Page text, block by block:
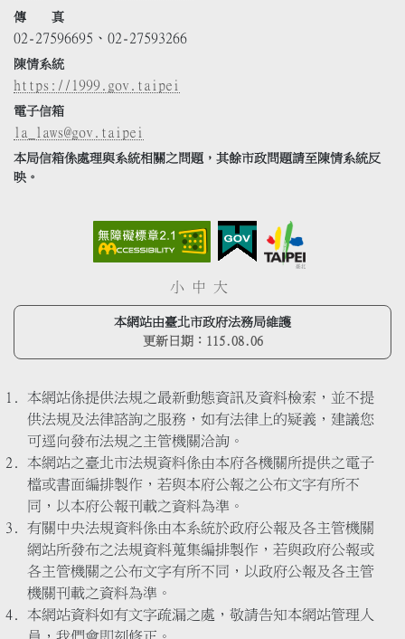
傳 真
02-27596695、02-27593266
陳情系統
https://1999.gov.taipei
電子信箱
la_laws@gov.taipei
本局信箱係處理與系統相關之問題，其餘市政問題請至陳情系統反
映。
小 中 大
本網站由臺北市政府法務局維護
更新日期： 115.08.06
本網站係提供法規之最新動態資訊及資料檢索，並不提
供法規及法律諮詢之服務，如有法律上的疑義，建議您
可逕向發布法規之主管機關洽詢。
本網站之臺北市法規資料係由本府各機關所提供之電子
檔或書面編排製作，若與本府公報之公布文字有所不
同，以本府公報刊載之資料為準。
有關中央法規資料係由本系統於政府公報及各主管機關
網站所發布之法規資料蒐集編排製作，若與政府公報或
各主管機關之公布文字有所不同，以政府公報及各主管
機關刊載之資料為準。
本網站資料如有文字疏漏之處，敬請告知本網站管理人
員，我們會即刻修正。